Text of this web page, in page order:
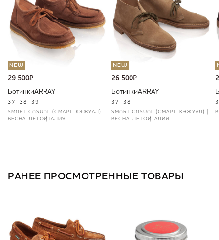
NEW
29 500₽
БотинкиARRAY
37 38 39
SMART CASUAL (СМАРТ-КЭЖУАЛ)
ВЕСНА-ЛЕТО ИТАЛИЯ
NEW
26 500₽
БотинкиARRAY
37 38
SMART CASUAL (СМАРТ-КЭЖУАЛ)
ВЕСНА-ЛЕТО ИТАЛИЯ
РАНЕЕ ПРОСМОТРЕННЫЕ ТОВАРЫ